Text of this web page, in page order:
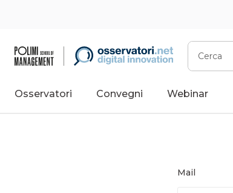
Cerca
Osservatori Convegni Webinar
Mail